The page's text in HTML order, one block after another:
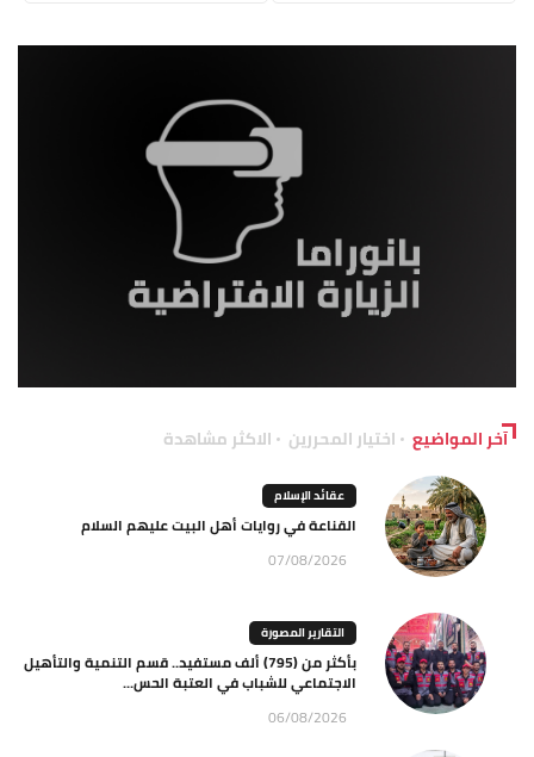
آخر المواضيع اختيار المحررين الاكثر مشاهدة
عقائد الإسلام
القناعة في روايات أهل البيت عليهم السلام
07/08/2026
التقارير المصورة
بأكثر من (795) ألف مستفيد.. قسم التنمية والتأهيل
الاجتماعي للشباب في العتبة الحس...
06/08/2026